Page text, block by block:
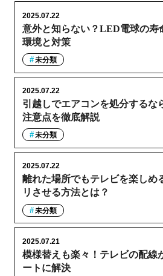
意外と知らない？LED電球の寿
環境と対策
2025.07.22
未分類
引越しでエアコンを処分するな
注意点を徹底解説
2025.07.22
未分類
離れた場所でもテレビを楽しめ
リさせる方法とは？
2025.07.22
未分類
模様替えも楽々！テレビの配線
ートに解決
2025.07.21